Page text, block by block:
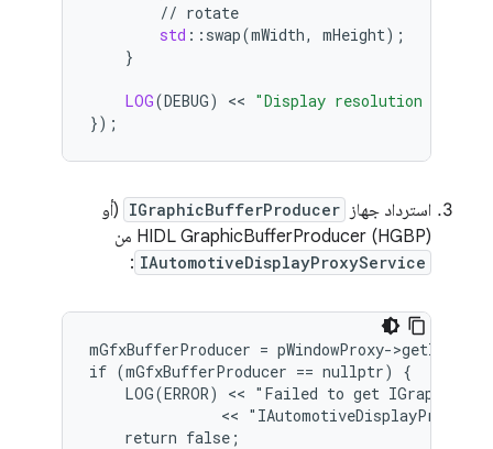
// rotate
std : : swap(mWidth, mHeight);
}
LOG(DEBUG) << "Display resolution is "
});
استرداد جهاز IGraphicBufferProducer (أو
HIDL GraphicBufferProducer (HGBP) من
IAutomotiveDisplayProxyService
:
mGfxBufferProducer = pWindowProxy-
if (mGfxBufferProducer == nullptr) {
LOG(ERROR) << "Failed to get
<<
    return false;